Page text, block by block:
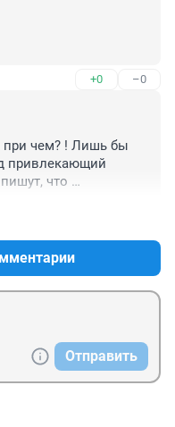
+0 –0
при чем? ! Лишь бы
привлекающий
что
Отправить